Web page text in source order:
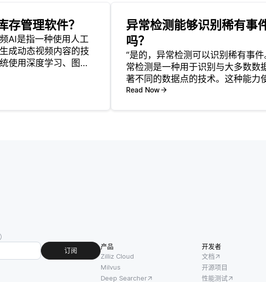
存管理软件？
AI是指一种使用人工
成动态视频内容的技
使用深度学习、图像
像模拟逼真的运动或
异常检测能够识别稀有事
吗？
“是的，异常检测可以识别稀有事件
常检测是一种用于识别与大多数数
著不同的数据点的技术。这种能力
特别适合检测稀有事件，稀有事件
Read Now
订阅
产品
Zilliz Cloud
Milvus
Deep Searcher
开发者
文档
开源项目
性能测试